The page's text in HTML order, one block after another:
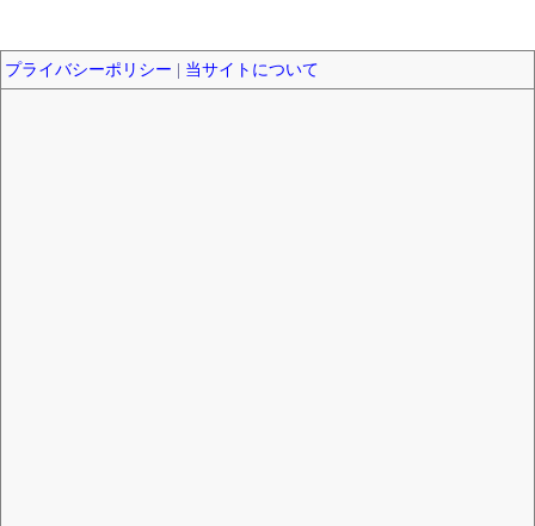
プライバシーポリシー 当サイトについて